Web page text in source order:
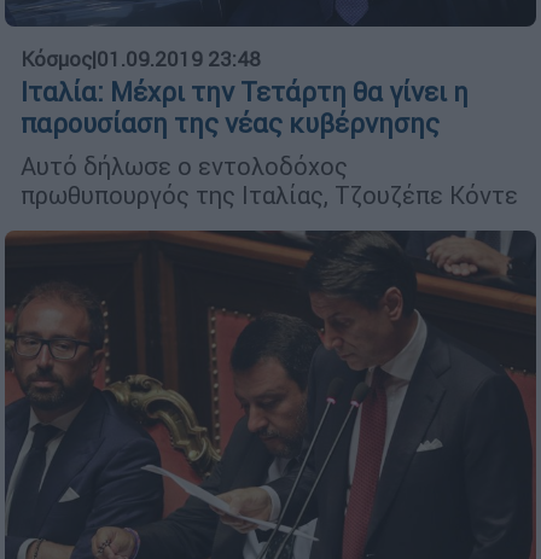
Κόσμος|01.09.2019 23:48
Ιταλία: Μέχρι την Τετάρτη θα γίνει η
παρουσίαση της νέας κυβέρνησης
Αυτό δήλωσε ο εντολοδόχος
πρωθυπουργός της Ιταλίας, Τζουζέπε Κόντε